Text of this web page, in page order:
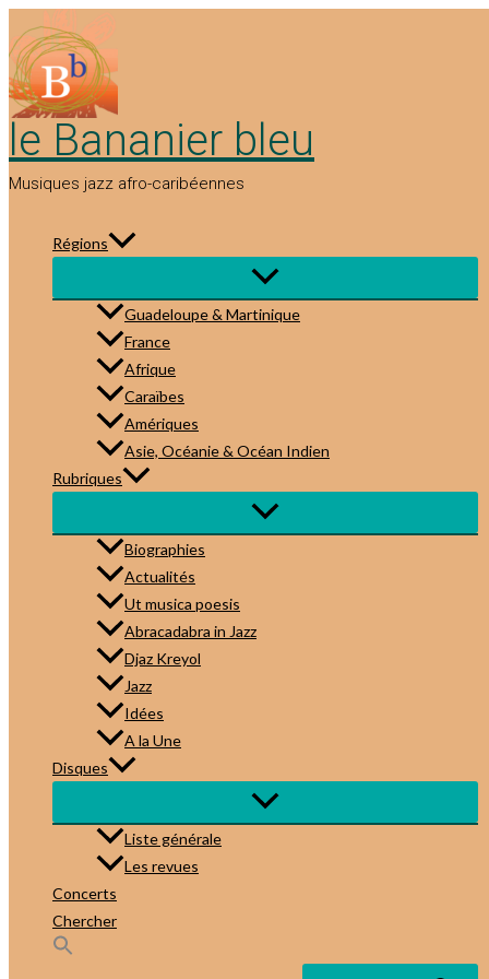
au
contenu
le Bananier bleu
Musiques jazz afro-caribéennes
Régions
Guadeloupe & Martinique
France
Afrique
Caraïbes
Amériques
Asie, Océanie & Océan Indien
Rubriques
Biographies
Actualités
Ut musica poesis
Abracadabra in Jazz
Djaz Kreyol
Jazz
Idées
A la Une
Disques
Liste générale
Les revues
Concerts
Chercher